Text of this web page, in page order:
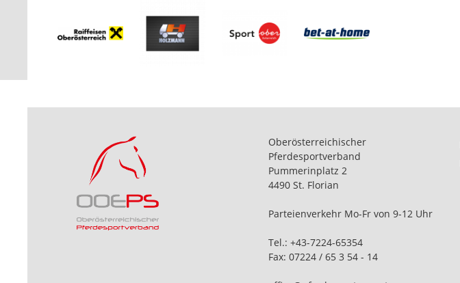
Oberösterreichischer
Pferdesportverband
Pummerinplatz 2
4490 St. Florian
Parteienverkehr Mo-Fr von 9-12 Uhr
Tel.: +43-7224-65354
Fax: 07224 / 65 3 54 - 14